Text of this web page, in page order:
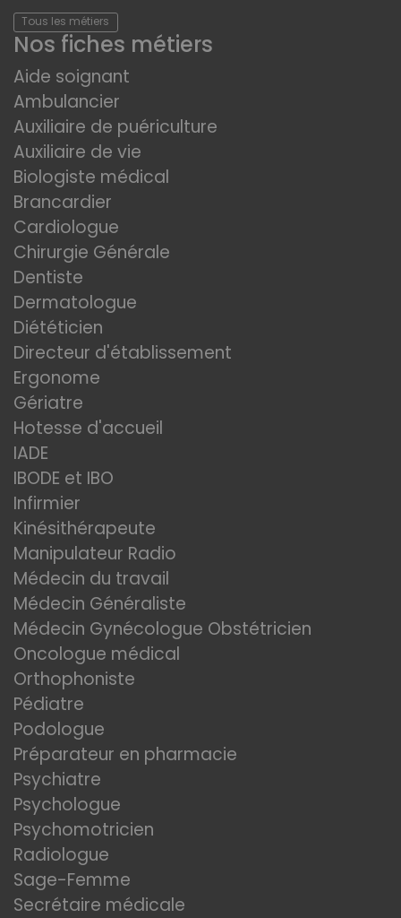
Tous les métiers
Nos fiches métiers
Aide soignant
Ambulancier
Auxiliaire de puériculture
Auxiliaire de vie
Biologiste médical
Brancardier
Cardiologue
Chirurgie Générale
Dentiste
Dermatologue
Diététicien
Directeur d'établissement
Ergonome
Gériatre
Hotesse d'accueil
IADE
IBODE et IBO
Infirmier
Kinésithérapeute
Manipulateur Radio
Médecin du travail
Médecin Généraliste
Médecin Gynécologue Obstétricien
Oncologue médical
Orthophoniste
Pédiatre
Podologue
Préparateur en pharmacie
Psychiatre
Psychologue
Psychomotricien
Radiologue
Sage-Femme
Secrétaire médicale